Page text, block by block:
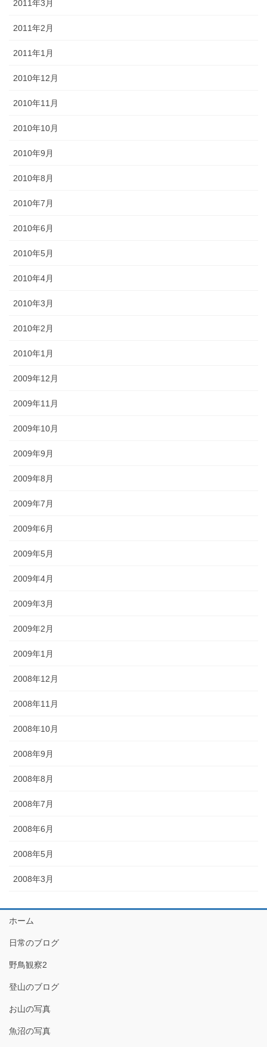
2011年3月
2011年2月
2011年1月
2010年12月
2010年11月
2010年10月
2010年9月
2010年8月
2010年7月
2010年6月
2010年5月
2010年4月
2010年3月
2010年2月
2010年1月
2009年12月
2009年11月
2009年10月
2009年9月
2009年8月
2009年7月
2009年6月
2009年5月
2009年4月
2009年3月
2009年2月
2009年1月
2008年12月
2008年11月
2008年10月
2008年9月
2008年8月
2008年7月
2008年6月
2008年5月
2008年3月
ホーム
日常のブログ
野鳥観察2
登山のブログ
お山の写真
魚沼の写真